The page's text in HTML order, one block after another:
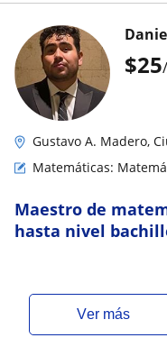
$25
Gustavo A. Madero,
Matemáticas:
Maestro de
hasta nivel
ver más